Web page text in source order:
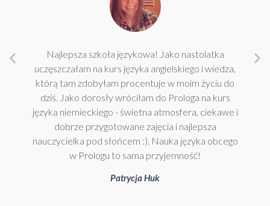
Najlepsza szkoła językowa! Jako nastolatka
uczęszczałam na kurs języka angielskiego i wiedza,
którą tam zdobyłam procentuje w moim życiu do
dziś. Jako dorosły wróciłam do Prologa na kurs
języka niemieckiego - świetna atmosfera, ciekawe i
dobrze przygotowane zajęcia i najlepsza
nauczycielka pod słońcem :). Nauka języka obcego
w Prologu to sama przyjemność!
Patrycja Huk